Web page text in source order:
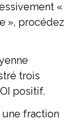
«
», procédez
trois
positif.
fraction